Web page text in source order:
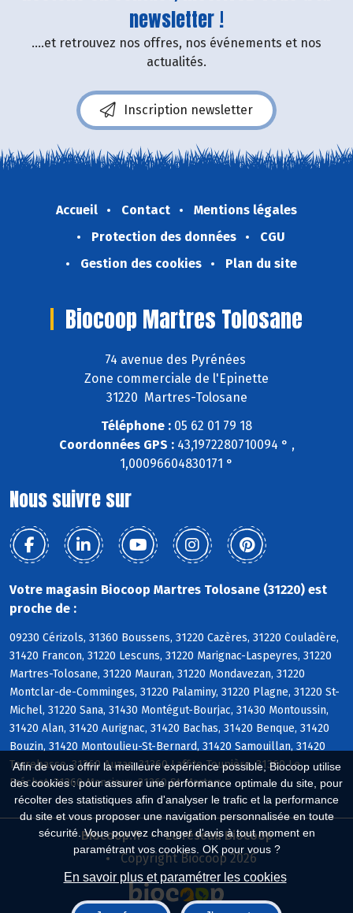
Afin de vous offrir la meilleure expérience possible, Biocoop utilise
des cookies : pour assurer une performance optimale du site, pour
récolter des statistiques afin d'analyser le trafic et la performance
du site et vous proposer une navigation personnalisée en toute
sécurité. Vous pouvez changer d'avis à tout moment en
paramétrant vos cookies. OK pour vous ?
En savoir plus et paramétrer les cookies
newsletter !
....et retrouvez nos offres, nos événements et nos
actualités.
Inscription newsletter
Accueil Contact
Mentions légales
Protection des données
CGU
Gestion des cookies
Plan du site
Biocoop Martres Tolosane
74 avenue des Pyrénées
Zone commerciale de l'Epinette
31220 Martres-Tolosane
Téléphone : 05 62 01 79 18
Coordonnées GPS :43,1972280710094 ° ,
1,00096604830171 °
Nous suivre sur
Votre magasin Biocoop Martres Tolosane (31220) est
proche de :
09230 Cérizols, 31360 Boussens, 31220 Cazères, 31220 Couladère,
31420 Francon, 31220 Lescuns, 31220 Marignac-Laspeyres, 31220
Martres-Tolosane, 31220 Mauran, 31220 Mondavezan, 31220
Montclar-de-Comminges, 31220 Palaminy, 31220 Plagne, 31220 St-
Michel, 31220 Sana, 31430 Montégut-Bourjac, 31430 Montoussin,
31420 Alan, 31420 Aurignac, 31420 Bachas, 31420 Benque, 31420
Bouzin, 31420 Montoulieu-St-Bernard, 31420 Samouillan, 31420
Terrebasse, 31360 Auzas, 31360 Laffite-Toupière, 31360 Le
Fréchet, 31360 Mancioux, 31360 St-Martory
Biocoop.fr
Le réseau Biocoop
Copyright Biocoop 2026